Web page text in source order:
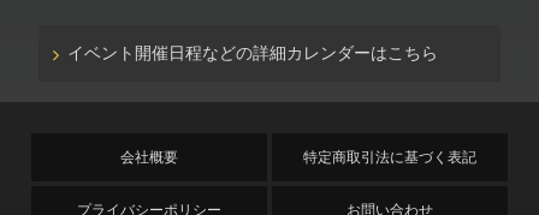
イベント開催日程などの詳細カレンダーはこちら
会社概要 特定商取引法に基づく表記
プライバシーポリシー お問い合わせ